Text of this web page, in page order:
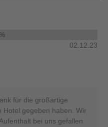
02.12.23
für die großartige
Hotel gegeben haben. Wir
bei uns gefallen